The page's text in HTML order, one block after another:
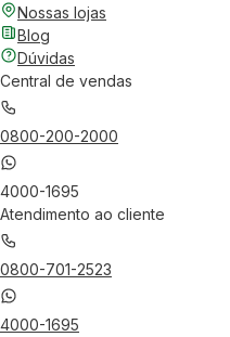
Nossas lojas
Blog
Dúvidas
Central de vendas
0800-200-2000
4000-1695
Atendimento ao cliente
0800-701-2523
4000-1695